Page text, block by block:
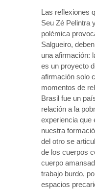
Las reflexiones
Seu Zé Pelintra
polémica
Salgueiro,
una afirmación:
es un proyecto
afirmación solo
momentos de
Brasil fue un
relación a la
experiencia que
nuestra
del otro se
de los cuerpos
cuerpo
trabajo burdo,
espacios